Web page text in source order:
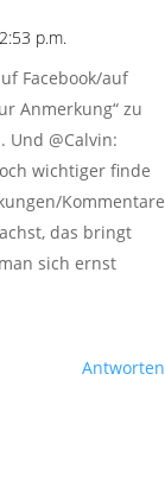
p.m.
Facebook/auf
Anmerkung“ zu
Und @Calvin:
wichtiger finde
Kommentare
das bringt
sich ernst
Antworten